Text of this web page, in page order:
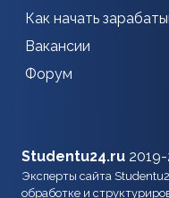
Как начать
Вакансии
Форум
Studentu24.ru
Эксперты сайта
обработке и